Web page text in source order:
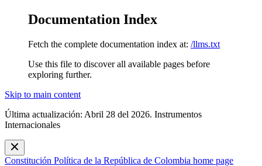
Documentation Index
Fetch the complete documentation index at: /llms.txt
Use this file to discover all available pages before
exploring further.
Skip to main content
Última actualización: Abril 28 del 2026. Instrumentos
Internacionales
Constitución Política de la República de Colombia home page